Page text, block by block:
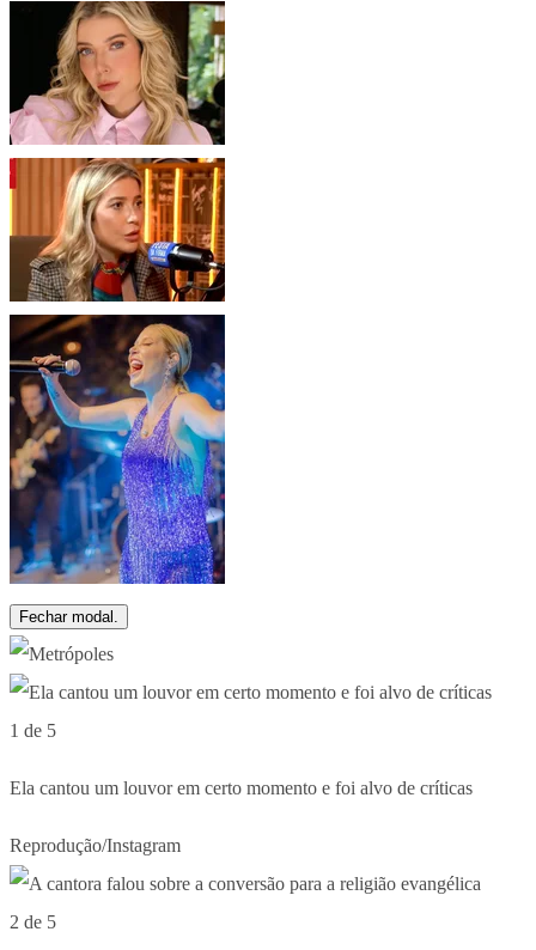
Fechar modal.
1 de 5
Ela cantou um louvor em certo momento e foi alvo de críticas
Reprodução/Instagram
2 de 5